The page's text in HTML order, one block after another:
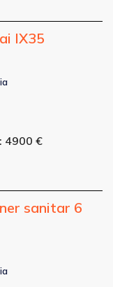
IX35
4900 €
sanitar 6